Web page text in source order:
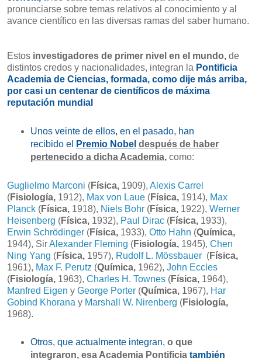
pronunciarse sobre temas relativos al conocimiento y al
avance científico en las diversas ramas del saber humano.
Estos investigadores de primer nivel en el mundo, de
distintos credos y nacionalidades, integran la Pontificia
Academia de Ciencias, formada, como dije más arriba,
por casi un centenar de científicos de máxima
reputación mundial
Unos veinte de ellos, en el pasado, han
recibido el
Premio Nobel después de haber
pertenecido a dicha Academia, como:
Guglielmo Marconi (Física, 1909), Alexis Carrel
(Fisiología, 1912), Max von Laue (Física, 1914), Max
Planck (Física, 1918), Niels Bohr (Física, 1922), Werner
Heisenberg (Física, 1932), Paul Dirac (Física, 1933),
Erwin Schrödinger (Física, 1933), Otto Hahn (Química,
1944), SirAlexander Fleming (Fisiología, 1945), Chen
Ning Yang (Física, 1957), Rudolf L. Mössbauer (Física,
1961), Max F. Perutz (Química, 1962), John Eccles
(Fisiología, 1963), Charles H. Townes (Física, 1964),
Manfred Eigen y George Porter (Química, 1967), Har
Gobind Khorana y Marshall W. Nirenberg (Fisiología,
1968).
Otros, que actualmente integran, o que
integraron, esa Academia Pontificia también